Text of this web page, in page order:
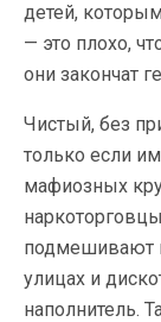
детей,
— это плохо,
они закончат
Чистый, без
только если
мафиозных
подмешивают
улицах и
наполнитель.